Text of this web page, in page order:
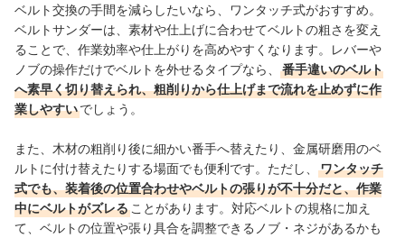
ベルト交換の手間を減らしたいなら、ワンタッチ式がおすすめ。
ベルトサンダーは、素材や仕上げに合わせてベルトの粗さを変え
ることで、作業効率や仕上がりを高めやすくなります。レバーや
ノブの操作だけでベルトを外せるタイプなら、
番手違いのベルト
へ素早く切り替えられ、粗削りから仕上げまで流れを止めずに作
業しやすいでしょう。
また、木材の粗削り後に細かい番手へ替えたり、金属研磨用のベ
ルトに付け替えたりする場面でも便利です。ただし、
ワンタッチ
式でも、装着後の位置合わせやベルトの張りが不十分だと、作業
中にベルトがズレる ことがあります。対応ベルトの規格に加え
て、ベルトの位置や張り具合を調整できるノブ・ネジがあるかも